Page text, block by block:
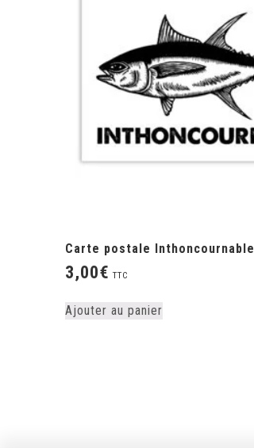
Carte postale Inthoncournable
3,00€ TTC
Ajouter au panier